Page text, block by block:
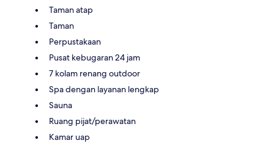
Taman atap
Taman
Perpustakaan
Pusat kebugaran 24 jam
7 kolam renang outdoor
Spa dengan layanan lengkap
Sauna
Ruang pijat/perawatan
Kamar uap